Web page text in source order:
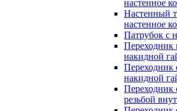
настенное
Настенный
настенное
Патрубок с
Переходник
накидной
Переходник
накидной
Переходник
резьбой